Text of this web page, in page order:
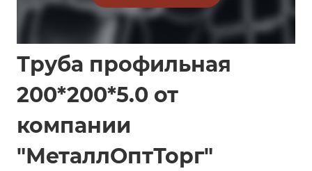
Труба профильная
200*200*5.0 от
компании
"МеталлОптТорг"